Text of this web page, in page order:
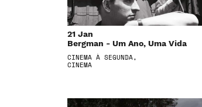
21 Jan
Bergman - Um Ano, Uma Vida
CINEMA À SEGUNDA,
CINEMA